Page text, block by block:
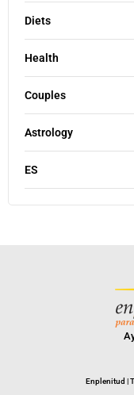
Diets
Health
Couples
Astrology
ES
Enplenitud |